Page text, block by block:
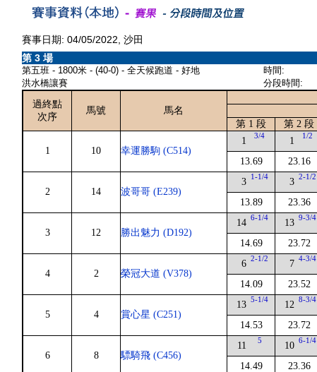
賽事日期: 04/05/2022, 沙田
第 3 場
第五班 - 1800米 - (40-0) - 全天候跑道 - 好地
洪水橋讓賽
時間:
分段時間:
過終點
次序
馬號 馬名
第 1 段
第 2 段
1 10 幸運勝駒 (C514)
1 3/4
13.69
1 1/2
23.16
2 14 波哥哥 (E239)
3 1-1/4
13.89
3 2-1/2
23.36
3 12 勝出魅力 (D192)
14 6-1/4
14.69
13 9-3/4
23.72
4 2 榮冠大道 (V378)
6 2-1/2
14.09
7 4-3/4
23.52
5 4 賞心星 (C251)
13 5-1/4
14.53
12 8-3/4
23.72
6 8 驃騎飛 (C456)
11 5
14.49
10 6-1/4
23.36